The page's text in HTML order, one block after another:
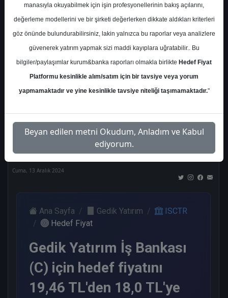
Kurum Sayısı
21
Al
10
Tut
1
End.
Get.
3
Endeks
Get.
4
Tavsiye
1
Cuma, 13 Aralık 2024
Ana Sayfa Gedik Yatırım
ISCTR
Hedef Fiyat
Gedik Yatırım İş Bankası
(C) için hedef fiyatını
19,46 TL'den 18,0 TL'ye
manasıyla okuyabilmek için işin profesyonellerinin bakış açılarını,
değerleme modellerini ve bir şirketi değerlerken dikkate aldıkları kriterleri
göz önünde bulundurabilirsiniz, lakin yalnızca bu raporlar veya analizlere
güvenerek yatırım yapmak sizi maddi kayıplara uğratabilir.. Bu
bilgiler/paylaşımlar kurum&banka raporları olmakla birlikte Hedef Fiyat
Platformu kesinlikle alım/satım için bir tavsiye veya yorum
yapmamaktadır ve yine kesinlikle tavsiye niteliği taşımamaktadır."
Beyan edilen metni Okudum, Anladım ve Kabul
ediyorum.